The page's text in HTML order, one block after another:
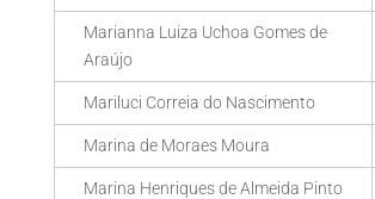
Marianna Luiza Uchoa Gomes de
Araújo
Mariluci Correia do Nascimento
Marina de Moraes Moura
Marina Henriques de Almeida Pinto